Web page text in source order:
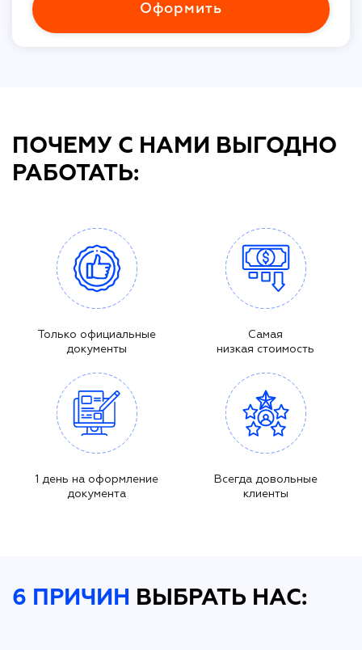
Оформить
ПОЧЕМУ С НАМИ ВЫГОДНО
РАБОТАТЬ:
Только официальные
документы
Самая
низкая стоимость
1 день на оформление
документа
Всегда довольные
клиенты
6 ПРИЧИН ВЫБРАТЬ НАС: